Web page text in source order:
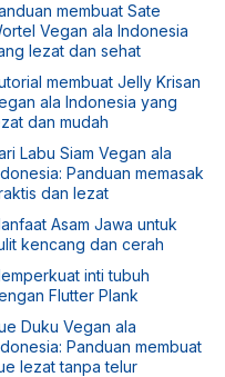
membuat Sate
Vegan ala Indonesia
lezat dan sehat
membuat Jelly Krisan
ala Indonesia yang
dan mudah
Labu Siam Vegan ala
Panduan memasak
dan lezat
Asam Jawa untuk
kencang dan cerah
inti tubuh
Flutter Plank
Duku Vegan ala
Panduan membuat
lezat tanpa telur